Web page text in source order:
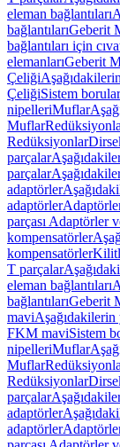
eleman bağlantıları
bağlantılarıGeberit
bağlantıları için
elemanlarıGeberit
Çeliği
ÇeliğiSistem
nipelleriMuflar
Muflar
Redüksiyonlar
parçalar
parçalar
adaptörler
adaptörler
parçası Adaptörler
kompensatörler
kompensatörler
T parçalar
eleman bağlantıları
bağlantılarıGeberit
mavi
FKM maviSistem
nipelleriMuflar
Muflar
Redüksiyonlar
parçalar
adaptörler
adaptörler